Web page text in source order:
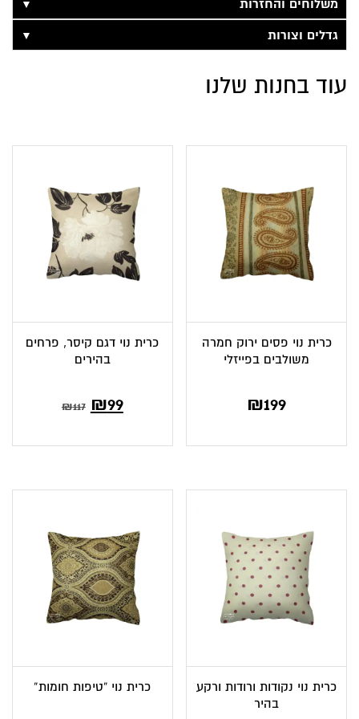
משלוחים והחזרות
▼
גדלים וצורות
▼
עוד בחנות שלנו
כרית נוי פסים ירוק חמרה
משולבים בפייזלי
₪199
כרית נוי דגם קיסר, פרחים
בהירים
₪117 ₪99
כרית נוי נקודות ורודות ורקע
בהיר
כרית נוי “טיפות חומות”